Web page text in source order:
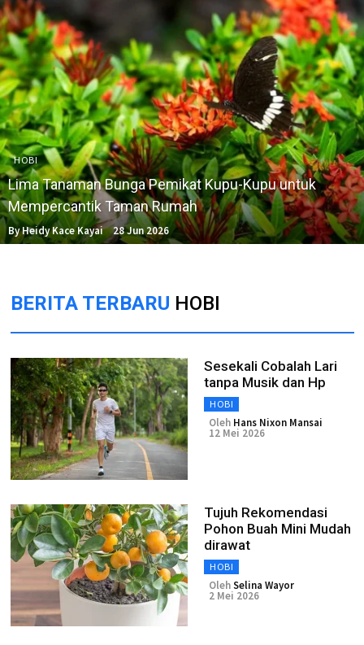
HOBI
Lima Tanaman Bunga Pemikat Kupu-Kupu untuk
Mempercantik Taman Rumah
By Heidy Kace Kayai 28 Jun 2026
BERITA TERBARU HOBI
Sesekali Cobalah Lari
tanpa Musik dan Hp
HOBI
Oleh Hans Nixon Mansai
12 Mei 2026
Tujuh Rekomendasi
Pohon Buah Mini Mudah
dirawat
HOBI
OlehSelina Wayor
2 Mei 2026